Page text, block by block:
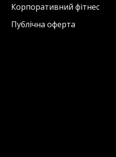
Корпоративний фітнес
Публічна оферта